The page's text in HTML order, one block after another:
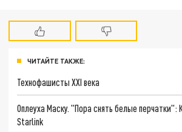
ЧИТАЙТЕ ТАКЖЕ:
Технофашисты XXI века
Оплеуха Маску. "Пора снять белые перчатки":
Starlink